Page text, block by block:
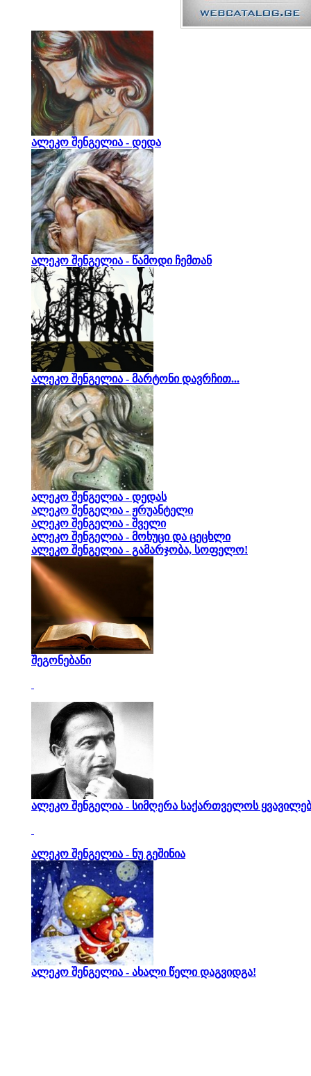
ალეკო შენგელია - დედა
ალეკო შენგელია - წამოდი ჩემთან
ალეკო შენგელია - მარტონი დავრჩით...
ალეკო შენგელია - დედას
ალეკო შენგელია - ჟრუანტელი
ალეკო შენგელია - შველი
ალეკო შენგელია - მოხუცი და ცეცხლი
ალეკო შენგელია - გამარჯობა, სოფელო!
შეგონებანი
ალეკო შენგელია - სიმღერა საქართველოს
ალეკო შენგელია - ნუ გეშინია
ალეკო შენგელია - ახალი წელი დაგვიდგა!